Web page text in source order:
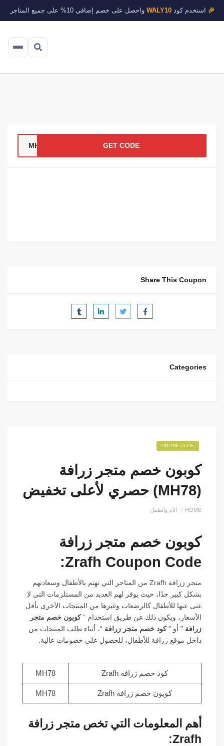
🎉استخدم كودWALY10واحصل على خصم إضافي 10% على جميع المتاجر
GET CODE
Share This Coupon
Categories
ONLINE CODE
كوبون خصم متجر زرافة
(MH78) حصري لأعلى تخفيض
HOME الأم والطفل
كوبون خصم متجر زرافة
Zrafh Coupon Code:
متجر زرافة Zrafh من المتاجر التي تهتم بالأطفال وسعادتهم
بشكل كبير جدًا، حيث يوفر لهم العديد من المستلزمات التي لا
غنى عنها للأطفال كالرضعات وغيرها من المنتجات الأخرى بأقل
الأسعار، ويكون ذلك عن طريق استخدام ”كوبون خصم متجر
زرافة” أو ”كود خصم متجر زرافة “، أثناء طلب المنتجات من
داخل موقع زرافة للأطفال، للحصول على خصومات عالية.
كود خصم زرافة Zrafh MH78
كوبون خصم زرافة Zrafh MH78
أهم المعلومات التي تخص متجر زرافة
Zrafh: